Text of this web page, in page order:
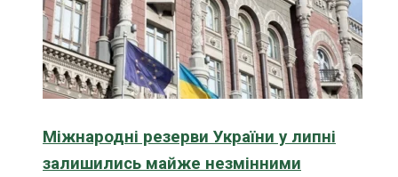
Міжнародні резерви України у липні
залишились майже незмінними